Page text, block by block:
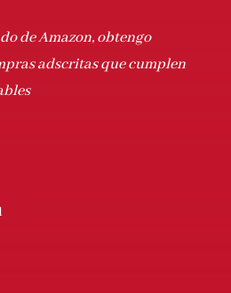
de Amazon, obtengo
adscritas que cumplen